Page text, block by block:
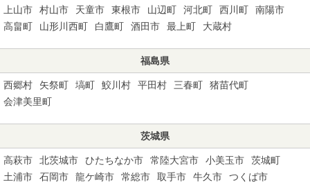
上山市 村山市 天童市 東根市 山辺町 河北町 西川町
南陽市
高畠町
山形川西町 白鷹町 酒田市 最上町 大蔵村
福島県
西郷村 矢祭町 塙町 鮫川村 平田村 三春町
猪苗代町
会津美里町
茨城県
高萩市 北茨城市 ひたちなか市 常陸大宮市 小美玉市
茨城町
土浦市
石岡市 龍ケ崎市 常総市 取手市 牛久市 つくば市